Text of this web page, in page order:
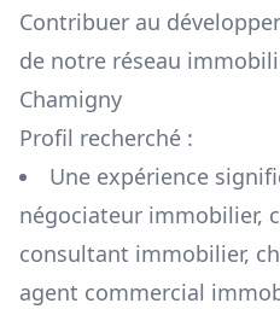
Contribuer au
de notre réseau
Chamigny
Profil recherché :
Une expérience
négociateur immobilier,
consultant immobilier,
agent commercial